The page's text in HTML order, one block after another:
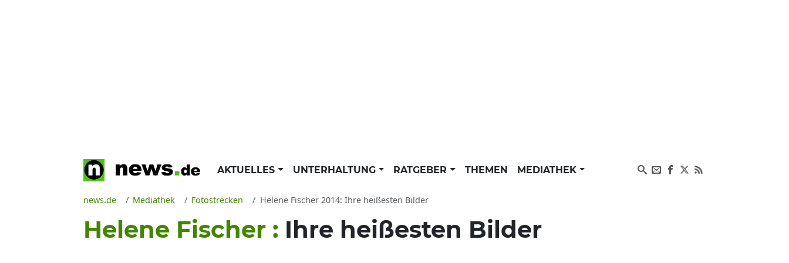
AKTUELLES UNTERHALTUNG RATGEBER THEMEN MEDIATHEK
news.de Mediathek Fotostrecken Helene Fischer 2014: Ihre heißesten Bilder
Helene Fischer : Ihre heißesten Bilder